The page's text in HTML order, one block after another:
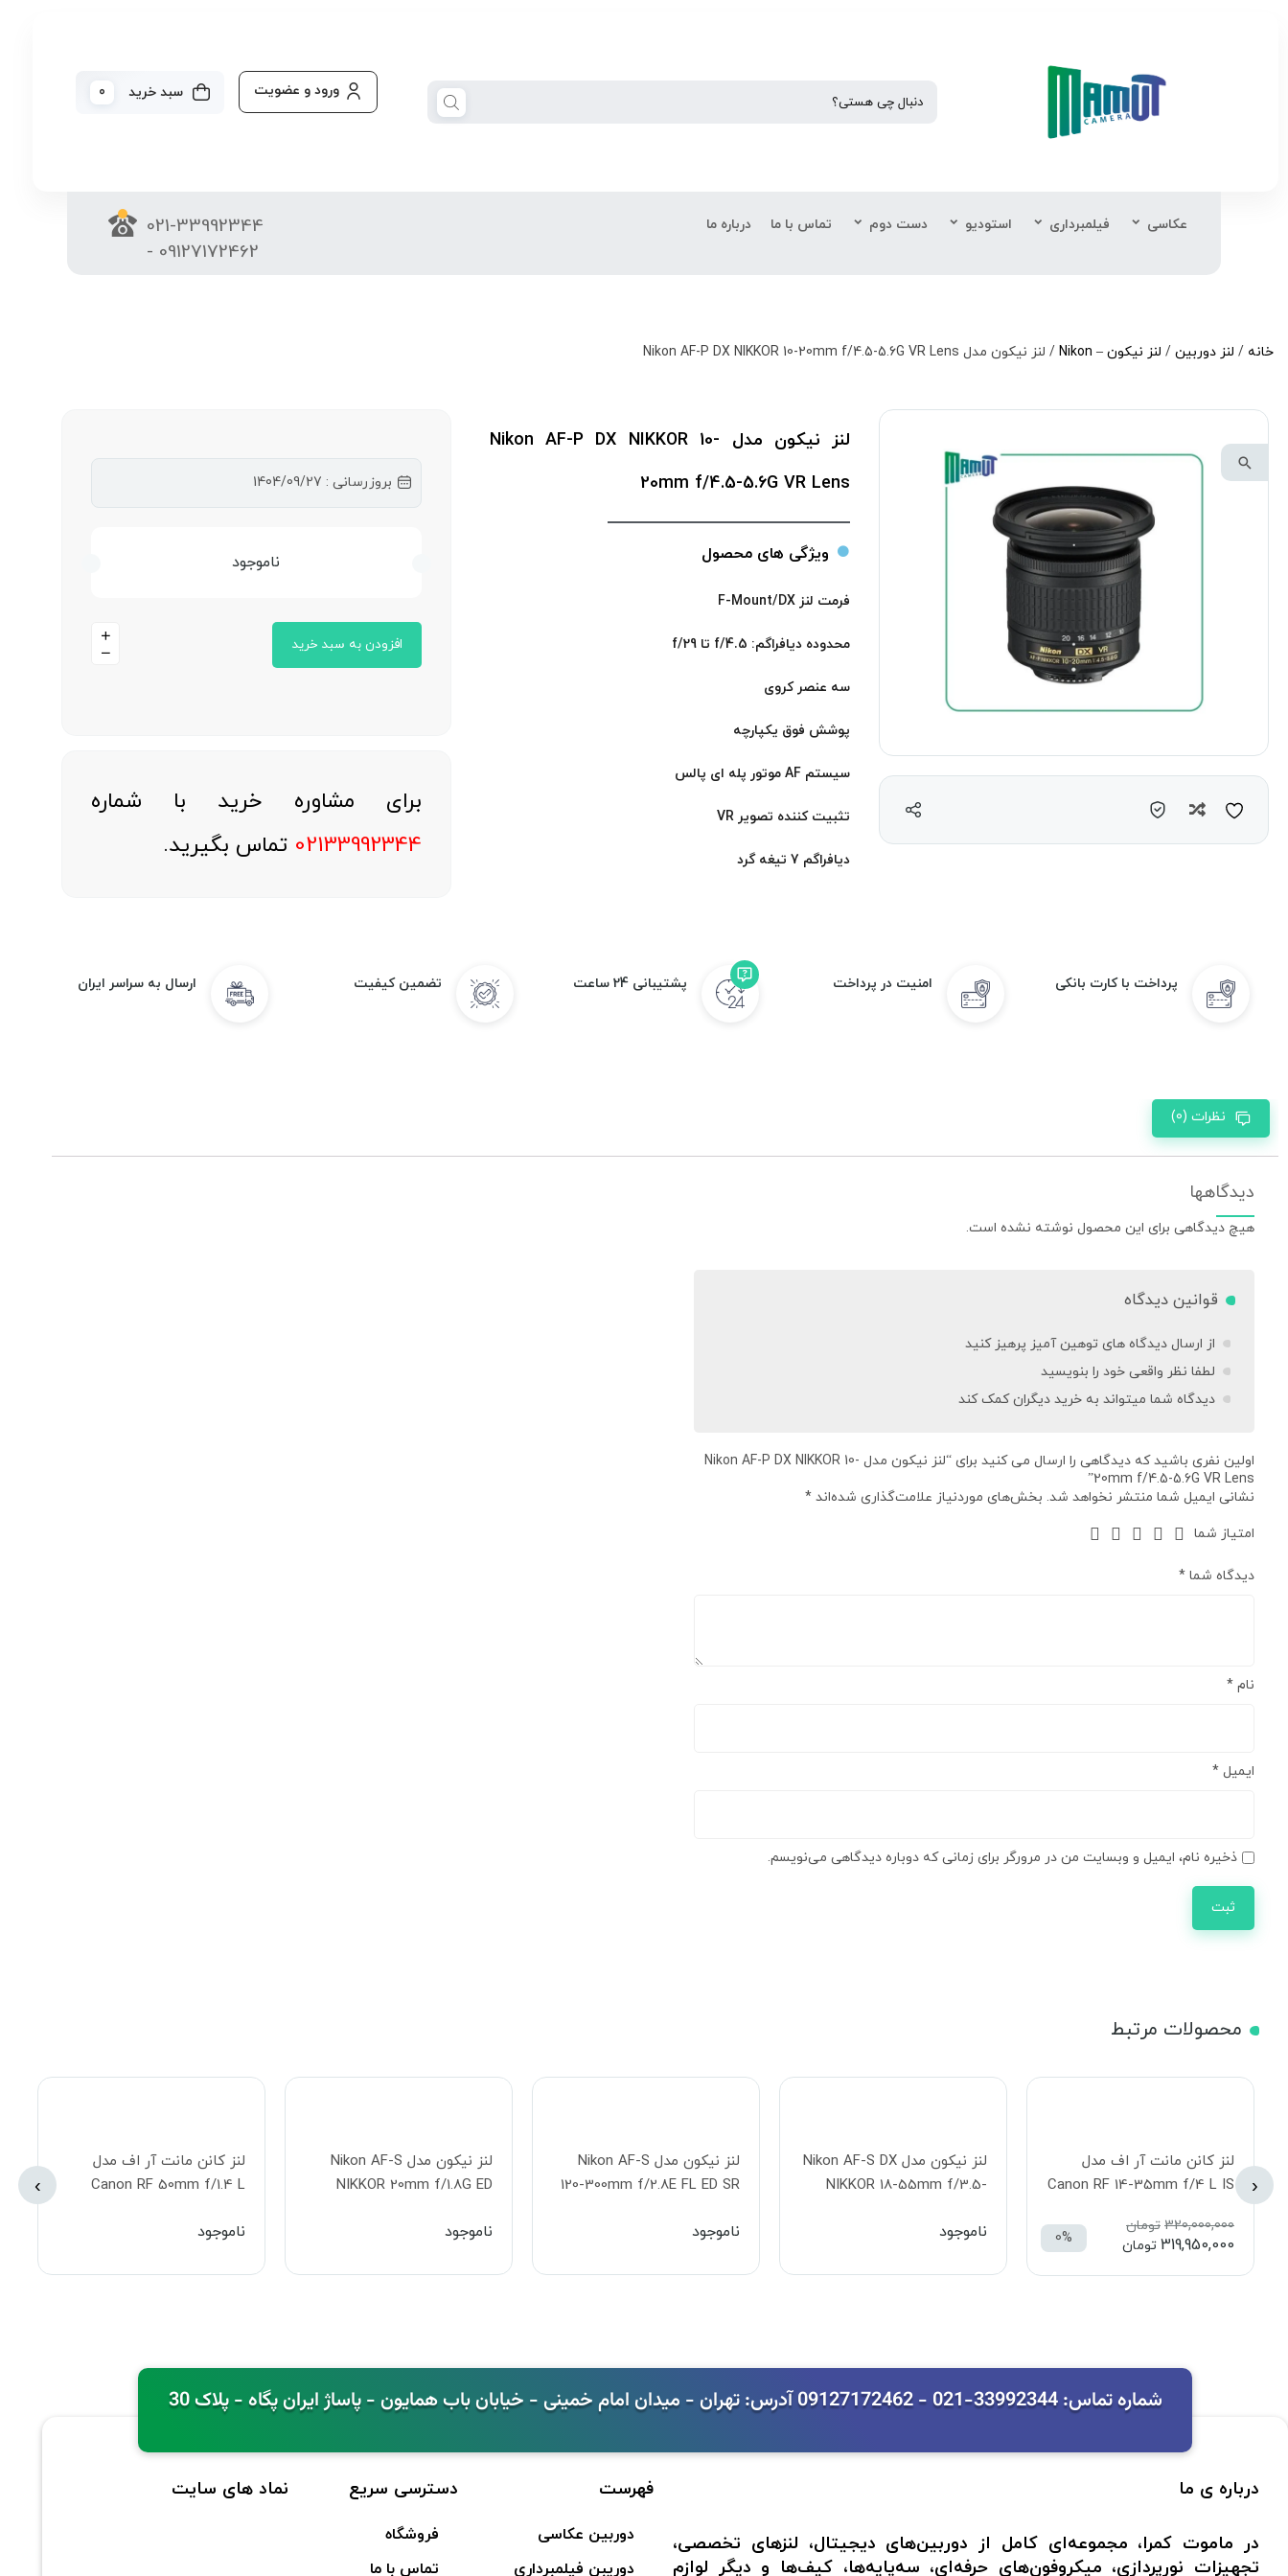
سبد خرید 0 ورود و عضویت
عکاسی فیلمبرداری استودیو دست دوم تماس با ما درباره ما
021-33992344
- 09127172462
خانه / لنز دوربین / لنز نیکون – Nikon / لنز نیکون مدل Nikon AF-P DX NIKKOR 10-20mm f/4.5-5.6G VR Lens
مقایسه
لنز نیکون مدل Nikon AF-P DX NIKKOR 10-
20mm f/4.5-5.6G VR Lens
ویژگی های محصول
فرمت لنز F-Mount/DX
محدوده دیافراگم: f/4.5 تا f/29
سه عنصر کروی
پوشش فوق یکپارچه
سیستم AF موتور پله ای پالس
تثبیت کننده تصویر VR
دیافراگم 7 تیغه گرد
بروزرسانی : 1404/09/27
ناموجود
افزودن به سبد خرید
برای مشاوره خرید با شماره
02133992344 تماس بگیرید.
پرداخت با کارت بانکی امنیت در پرداخت پشتیبانی 24 ساعت تضمین کیفیت ارسال به سراسر ایران
نظرات (0)
دیدگاهها
هیچ دیدگاهی برای این محصول نوشته نشده است.
قوانین دیدگاه
از ارسال دیدگاه های توهین آمیز پرهیز کنید
لطفا نظر واقعی خود را بنویسید
دیدگاه شما میتواند به خرید دیگران کمک کند
اولین نفری باشید که دیدگاهی را ارسال می کنید برای “لنز نیکون مدل Nikon AF-P DX NIKKOR 10-
20mm f/4.5-5.6G VR Lens”
نشانی ایمیل شما منتشر نخواهد شد. بخش‌های موردنیاز علامت‌گذاری شده‌اند *
امتیاز شما
دیدگاه شما *
نام *
ایمیل *
ذخیره نام، ایمیل و وبسایت من در مرورگر برای زمانی که دوباره دیدگاهی می‌نویسم.
محصولات مرتبط
0%
لنز کانن مانت آر اف مدل
Canon RF 14-35mm f/4 L IS
320,000,000 تومان
319,950,000 تومان
لنز نیکون مدل Nikon AF-S DX
NIKKOR 18-55mm f/3.5-
ناموجود
لنز نیکون مدل Nikon AF-S
120-300mm f/2.8E FL ED SR
ناموجود
لنز نیکون مدل Nikon AF-S
NIKKOR 20mm f/1.8G ED
ناموجود
لنز کانن مانت آر اف مدل
Canon RF 50mm f/1.4 L
ناموجود
‹
›
شماره تماس: 33992344-021 - 09127172462 آدرس: تهران - میدان امام خمینی - خیابان باب همایون - پاساژ ایران پگاه - پلاک 30
درباره ی ما
در ماموت کمرا، مجموعه‌ای کامل از دوربین‌های دیجیتال، لنزهای تخصصی،
تجهیزات نورپردازی، میکروفون‌های حرفه‌ای، سه‌پایه‌ها، کیف‌ها و دیگر لوازم
فهرست
دوربین عکاسی
دوریبن فیلمبرداری
دسترسی سریع
فروشگاه
تماس با ما
نماد های سایت